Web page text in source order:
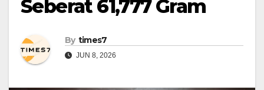
Seberat 61,777 Gram
By times7
JUN 8, 2026